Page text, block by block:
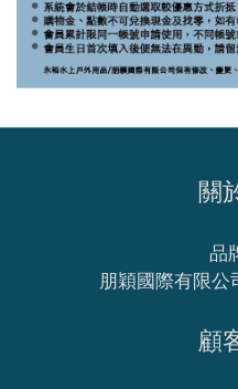
關
品
朋穎國際有限
顧